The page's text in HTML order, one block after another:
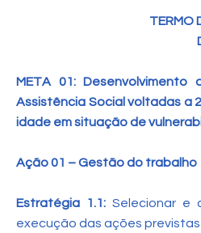
TERMO
META 01:
Assistência Social voltadas a
idade em situação de
Ação 01 – Gestão do trabalho
Estratégia 1.1: Selecionar e
execução das ações previstas